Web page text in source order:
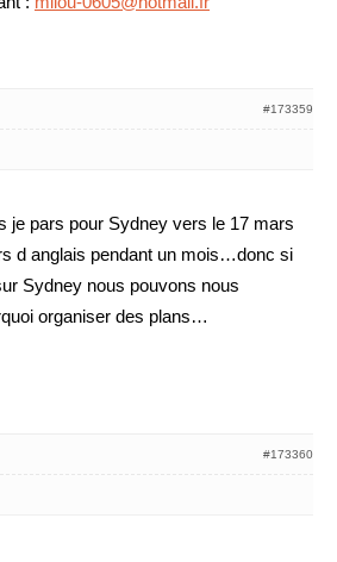
#173359
je pars pour Sydney vers le 17 mars
d anglais pendant un mois…donc si
Sydney nous pouvons nous
organiser des plans…
#173360